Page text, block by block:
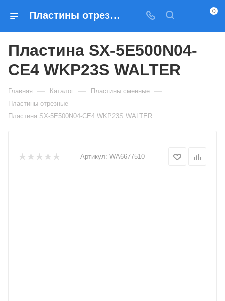
Пластины отрезные Пластина SX-5E500N04-CE4 WKP23S WALTER — купить по выгодным ценам в Москве 0
Пластина SX-5E500N04-
CE4 WKP23S WALTER
Главная — Каталог — Пластины сменные —
Пластины отрезные —
Пластина SX-5E500N04-CE4 WKP23S WALTER
Артикул: WA6677510